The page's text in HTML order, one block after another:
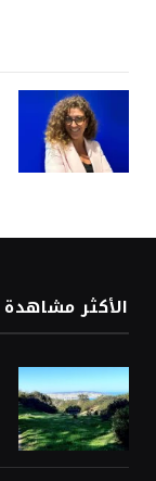
الأكثر مشاهدة